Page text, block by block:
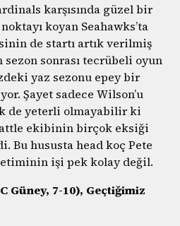
karşısında güzel bir
koyan Seahawks’ta
de startı artık verilmiş
sonrası tecrübeli oyun
yaz sezonu epey bir
Şayet sadece Wilson’u
de yeterli olmayabilir ki
ekibinin birçok eksiği
Bu hususta head koç Pete
işi pek kolay değil.
Güney, 7-10), Geçtiğimiz